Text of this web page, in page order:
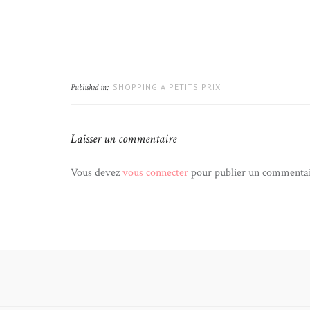
Published in: SHOPPING A PETITS PRIX
Laisser un commentaire
Vous devezvous connecterpour publier un